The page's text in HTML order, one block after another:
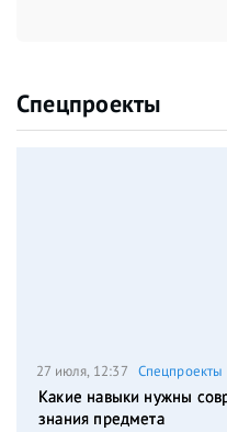
Спецпроекты
27 июля, 12:37 Спецпроекты
Какие навыки нужны
знания предмета